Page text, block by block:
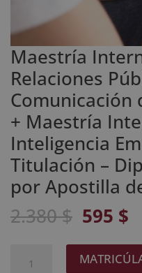
Maestría
Relaciones
Comunicación
+ Maestría
Inteligencia
Titulación –
por Apostilla
2.380$ El
precio
era:
595 $
Internacional